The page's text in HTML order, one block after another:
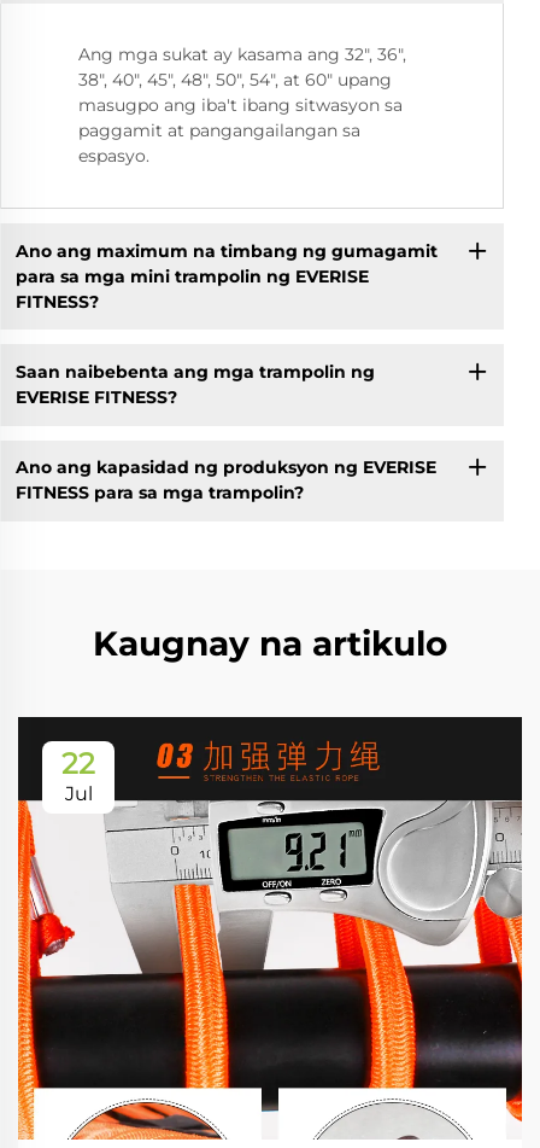
Ang mga sukat ay kasama ang 32", 36",
38", 40", 45", 48", 50", 54", at 60" upang
masugpo ang iba't ibang sitwasyon sa
paggamit at pangangailangan sa
espasyo.
Ano ang maximum na timbang ng gumagamit
para sa mga mini trampolin ng EVERISE
FITNESS?
Saan naibebenta ang mga trampolin ng
EVERISE FITNESS?
Ano ang kapasidad ng produksyon ng EVERISE
FITNESS para sa mga trampolin?
Kaugnay na artikulo
22
Jul